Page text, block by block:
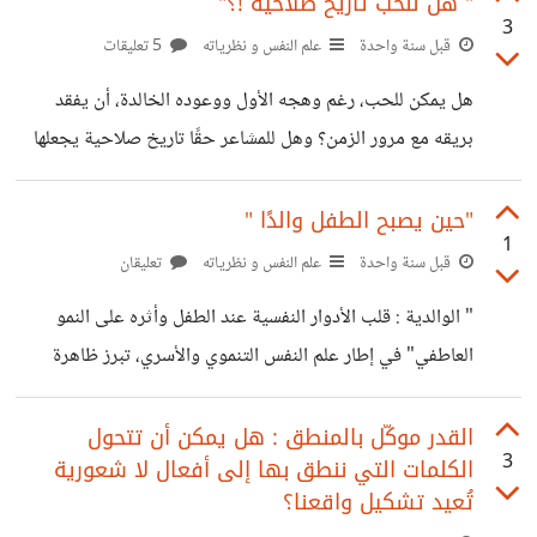
تجمع بين محتوى نوعي ونقاشات بناءة في مجالات متعددة
النفس وغيرها التي تُثري المحتوى العربي وتفتح آفاقًا جديدة
للفكر والتعلّم. ولأن لكل فرد دافعًا مختلفًا يدفعه للإنضمام إلى
هذه المنصات، أردت أن أطرح
3
قبل سنة واحدة علم النفس و نظرياته
هل يمكن للحب، رغم وهجه الأول ووعوده الخالدة، أن يفقد
بريقه مع مرور الزمن؟ وهل للمشاعر حقًا تاريخ صلاحية يجعلها
تتآكل حين تغيب عنها العناية والتجديد؟ يُنظر إلى الحب غالبًا
كقوة خارقة للزمن، تُغذّيها الروايات والأفلام بقصص البقاء الأبدي
والانجذاب المستمر. غير أن علم النفس له رأي مختلف – أو
والدراسات التجريبية، ليست كيانات ثابتة، بل حالات انفعالية
تتغير وتتأثر بعوامل عدة، من بينها التغيرات العصبية، وطبيعة
التفاعل بين الشريكين، ومستوى الرضا
1
"حين يصبح الطفل والدًا "
قبل سنة واحدة علم النفس و نظرياته تعليقان
" الوالدية : قلب الأدوار النفسية عند الطفل وأثره على النمو
العاطفي" في إطار علم النفس التنموي والأسري، تبرز ظاهرة
"الوالدية" " Parentification " كإحدى أبرز الديناميكيات
العلائقية المختلة التي تؤثر على النمو النفسي والاجتماعي
للطفل. يُقصد بـ "الوالدية "Parentification " تحميل الطفل
مسؤوليات انفعالية أو عملية تفوق مرحلته العمرية، ما يجعله
3
القدر موكّل بالمنطق : هل يمكن أن تتحول
الكلمات التي ننطق بها إلى أفعال لا شعورية
تُعيد تشكيل واقعنا؟